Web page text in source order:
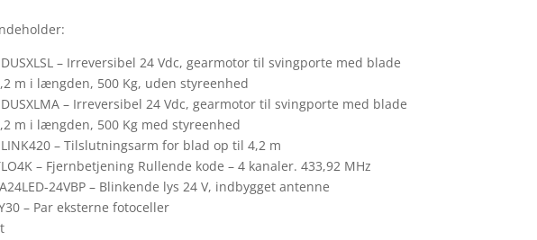
– Irreversibel 24 Vdc, gearmotor til svingporte med blade
m i længden, 500 Kg, uden styreenhed
– Irreversibel 24 Vdc, gearmotor til svingporte med blade
m i længden, 500 Kg med styreenhed
– Tilslutningsarm for blad op til 4,2 m
– Fjernbetjening Rullende kode – 4 kanaler. 433,92 MHz
24VBP – Blinkende lys 24 V, indbygget antenne
– Par eksterne fotoceller